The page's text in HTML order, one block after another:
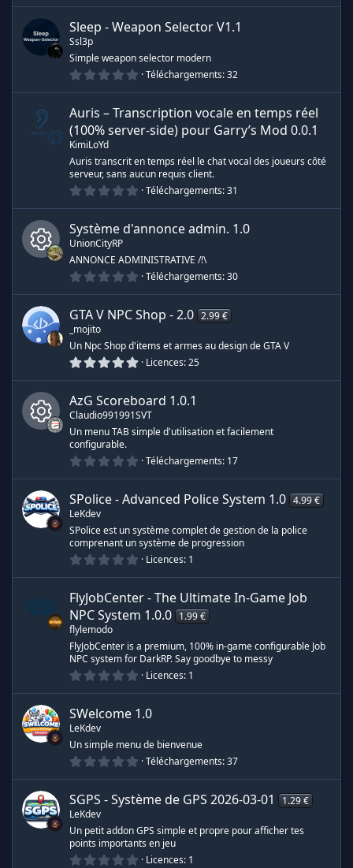
r
c
e
(
s
)
c
ô
e
d
r
e
s
s
o
r
c
0
0
é
o
i
s
(
s
)
Sleep - Weapon SelectorV1.1
Ssl3p
Simple weapon selector modern
0
0
0
é
t
o
l
e
s
Téléchargements 32
Auris – Transcription vocale en temps réel
(100% server-side) pour Garry’s Mod 0.0.1
KimiLoYd
Auris transcrit en temps réel le chat vocal des joueurs côté
serveur, sans aucun requis client.
0
0
0
é
o
i
s
(
s
Téléchargements 31
c
ô
n
e
d
e
r
e
s
o
r
c
Système d'annonce admin. 1.0
UnionCityRP
ANNONCE ADMINISTRATIVE /!\
0
0
0
é
o
i
l
s
(
s
)
Téléchargements 30
GTA V NPC Shop -2.0 2.99 €
_mojito
Un Npc Shop d'items et armes au design de GTA V
5
0
0
é
t
o
i
e
(
s
)
Licences 25
c
ô
e
d
e
s
s
o
u
AzG Scoreboard 1.0.1
Claudio991991SVT
Un menu TAB simple d'utilisation et facilement
configurable.
0
0
0
é
o
i
l
e
(
s
)
Téléchargements 17
SPolice - Advanced Police System 1.0 4.99 €
LeKdev
SPolice est un système complet de gestion de la police
comprenant un système de progression
0
0
0
é
t
o
l
e
s
Licences 1
FlyJobCenter - The Ultimate In-Game Job
NPC System 1.0.0 1.99 €
flylemodo
FlyJobCenter is a premium, 100% in-game configurable Job
NPC system for DarkRP. Say goodbye to messy
0
0
0
é
o
i
s
(
s
Licences 1
SWelcome 1.0
LeKdev
Un simple menu de bienvenue
0
0
0
é
o
i
l
e
Téléchargements 37
SGPS - Système de GPS 2026-03-01
1.29 €
LeKdev
Un petit addon GPS simple et propre pour afficher tes
points importants en jeu
0 Licences 1